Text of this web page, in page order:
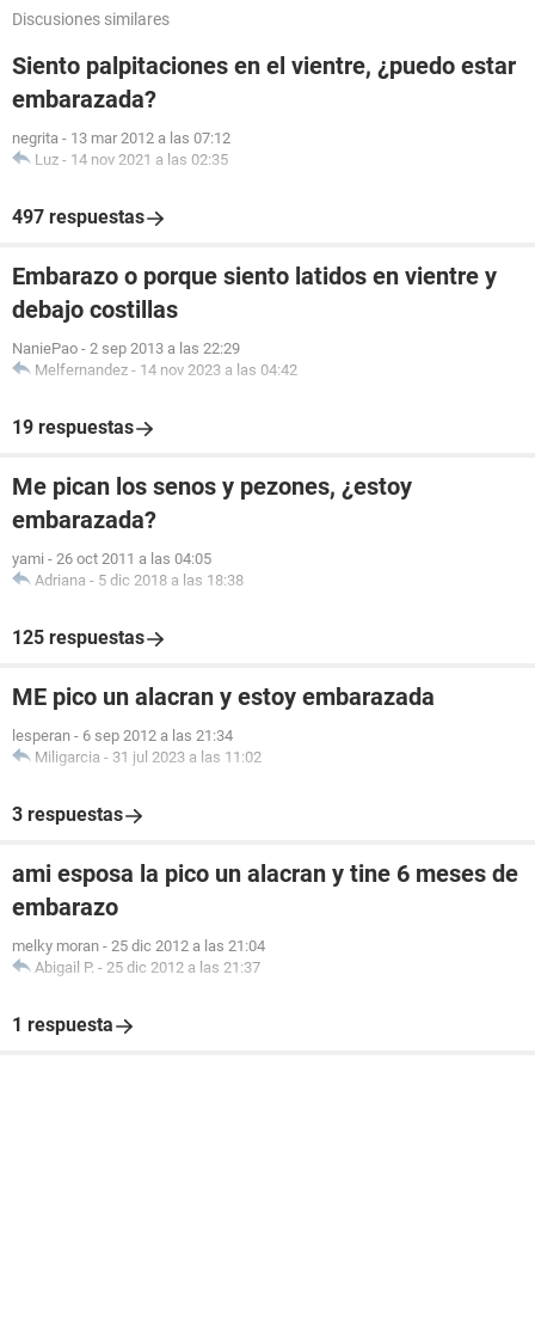
Discusiones similares
Siento palpitaciones en el vientre, ¿puedo estar
embarazada?
negrita - 13 mar 2012 a las 07:12
Luz - 14 nov 2021 a las 02:35
497 respuestas
Embarazo o porque siento latidos en vientre y
debajo costillas
NaniePao - 2 sep 2013 a las 22:29
Melfernandez - 14 nov 2023 a las 04:42
19 respuestas
Me pican los senos y pezones, ¿estoy
embarazada?
yami - 26 oct 2011 a las 04:05
Adriana - 5 dic 2018 a las 18:38
125 respuestas
ME pico un alacran y estoy embarazada
lesperan - 6 sep 2012 a las 21:34
Miligarcia - 31 jul 2023 a las 11:02
3 respuestas
ami esposa la pico un alacran y tine 6 meses de
embarazo
melky moran - 25 dic 2012 a las 21:04
Abigail P. - 25 dic 2012 a las 21:37
1 respuesta